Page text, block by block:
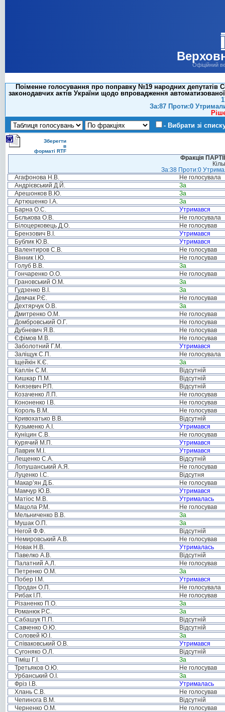
Офіційний
Поіменне голосування про поправку №19 народних депутатів
законодавчих актів України щодо впровадження
За:87 Проти:0
- Вибрати зі
Зберегти
в
форматі RTF
Фракція
За:38 Проти:0
Агафонова Н.В.
Не голосувала
Андрієвський Д.Й.
За
Арешонков В.Ю.
За
Артюшенко І.А.
За
Барна О.С.
Утримався
Бєлькова О.В.
Не голосувала
Білоцерковець Д.О.
Не голосував
Брензович В.І.
Утримався
Бублик Ю.В.
Утримався
Валентиров С.В.
Не голосував
Вінник І.Ю.
Не голосував
Голуб В.В.
За
Гончаренко О.О.
Не голосував
Грановський О.М.
За
Гудзенко В.І.
За
Демчак Р.Є.
Не голосував
Дехтярчук О.В.
За
Дмитренко О.М.
Не голосував
Домбровський О.Г.
Не голосував
Дубневич Я.В.
Не голосував
Єфімов М.В.
Не голосував
Заболотний Г.М.
Утримався
Заліщук С.П.
Не голосувала
Іщейкін К.Є.
За
Каплін С.М.
Відсутній
Кишкар П.М.
Відсутній
Князевич Р.П.
Відсутній
Козаченко Л.П.
Не голосував
Кононенко І.В.
Не голосував
Король В.М.
Не голосував
Кривохатько В.В.
Відсутній
Кузьменко А.І.
Утримався
Куніцин С.В.
Не голосував
Курячий М.П.
Утримався
Лаврик М.І.
Утримався
Лещенко С.А.
Відсутній
Лопушанський А.Я.
Не голосував
Луценко І.С.
Відсутня
Макар’ян Д.Б.
Не голосував
Мамчур Ю.В.
Утримався
Матіос М.В.
Утрималась
Мацола Р.М.
Не голосував
Мельниченко В.В.
За
Мушак О.П.
За
Негой Ф.Ф.
Відсутній
Немировський А.В.
Не голосував
Новак Н.В.
Утрималась
Павелко А.В.
Відсутній
Палатний А.Л.
Не голосував
Петренко О.М.
За
Побер І.М.
Утримався
Продан О.П.
Не голосувала
Рибак І.П.
Не голосував
Різаненко П.О.
За
Романюк Р.С.
За
Сабашук П.П.
Відсутній
Савченко О.Ю.
Відсутній
Соловей Ю.І.
За
Співаковський О.В.
Утримався
Сугоняко О.Л.
Відсутній
Тіміш Г.І.
За
Третьяков О.Ю.
Не голосував
Урбанський О.І.
За
Фріз І.В.
Утрималась
Хлань С.В.
Не голосував
Чепинога В.М.
Відсутній
Черненко О.М.
Не голосував